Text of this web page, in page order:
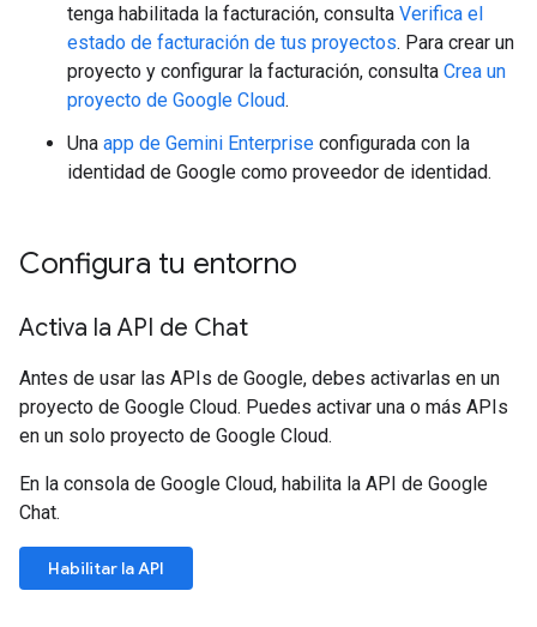
tenga habilitada la facturación, consulta Verifica el
estado de facturación de tus proyectos. Para crear un
proyecto y configurar la facturación, consulta Crea un
proyecto de Google Cloud.
Una app de Gemini Enterprise configurada con la
identidad de Google como proveedor de identidad.
Configura tu entorno
Activa la API de Chat
Antes de usar las APIs de Google, debes activarlas en un
proyecto de Google Cloud. Puedes activar una o más APIs
en un solo proyecto de Google Cloud.
En la consola de Google Cloud, habilita la API de Google
Chat.
Habilitar la API